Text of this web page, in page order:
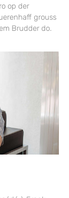
op der
grouss
Brudder do.